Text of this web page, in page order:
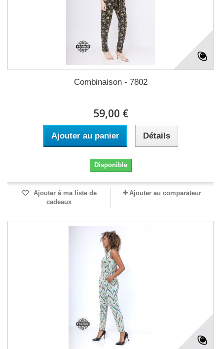
Combinaison - 7802
59,00 €
Ajouter au panier Détails
Disponible
Ajouter à ma liste de
cadeaux
Ajouter au comparateur